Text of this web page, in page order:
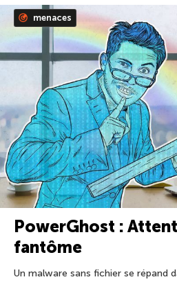
menaces
PowerGhost :
fantôme
Un malware sans fichier se répand